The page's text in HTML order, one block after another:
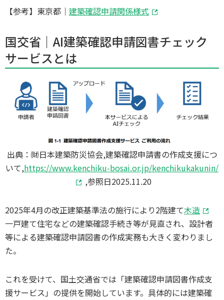
【参考】東京都｜ 建築確認申請関係様式
国交省｜AI建築確認申請図書チェック
サービスとは
出典：㈶日本建築防災協会,建築確認申請書の作成支援につ
いて,https://www.kenchiku-bosai.or.jp/kenchikukakunin/
,参照日2025.11.20
2025年4月の改正建築基準法の施行により2階建て木造
一戸建て住宅などの建築確認手続き等が見直され、設計者
等による建築確認申請図書の作成実務も大きく変わりまし
た。
これを受けて、国土交通省では「建築確認申請図書作成支
援サービス」の提供を開始しています。具体的には建築確